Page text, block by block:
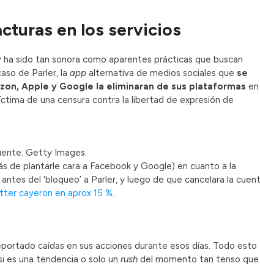
en los servicios
sido tan sonora como aparentes prácticas que buscan
de Parler, la app alternativa de medios sociales que se
Apple y Google la eliminaran de sus plataformas en
de una censura contra la libertad de expresión de
Getty Images.
de plantarle cara a Facebook y Google) en cuanto a la
del ‘bloqueo’ a Parler, y luego de que cancelara la
cayeron en aprox 15 %
caídas en sus acciones durante esos días. Todo esto
es una tendencia o solo un rush del momento tan tenso que